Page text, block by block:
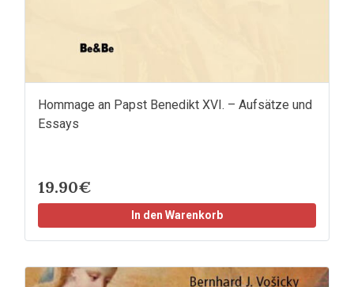
Hommage an Papst Benedikt XVI. – Aufsätze und
Essays
19.90€
In den Warenkorb